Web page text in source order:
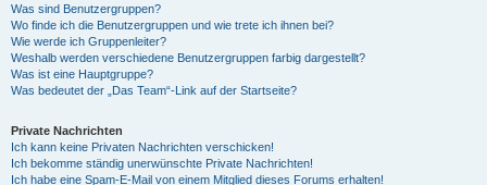
Was sind Benutzergruppen?
Wo finde ich die Benutzergruppen und wie trete ich ihnen bei?
Wie werde ich Gruppenleiter?
Weshalb werden verschiedene Benutzergruppen farbig dargestellt?
Was ist eine Hauptgruppe?
Was bedeutet der „Das Team“-Link auf der Startseite?
Private Nachrichten
Ich kann keine Privaten Nachrichten verschicken!
Ich bekomme ständig unerwünschte Private Nachrichten!
Ich habe eine Spam-E-Mail von einem Mitglied dieses Forums erhalten!